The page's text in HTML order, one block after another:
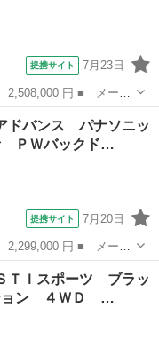
提携サイト 7月23日
■ グレード名： アド
ＯＮＥサウンド ビル
ドバンス パナソニッ
ＰＷバックド…
提携サイト 7月20日
■ グレード名： アド
Ｗバックドア Ｆ・
ＴＩスポーツ ブラッ
ョン ４ＷＤ …